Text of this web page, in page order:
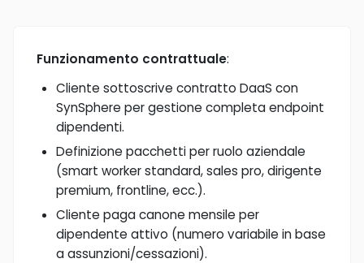
Funzionamento contrattuale:
Cliente sottoscrive contratto DaaS con
SynSphere per gestione completa endpoint
dipendenti.
Definizione pacchetti per ruolo aziendale
(smart worker standard, sales pro, dirigente
premium, frontline, ecc.).
Cliente paga canone mensile per
dipendente attivo (numero variabile in base
a assunzioni/cessazioni).